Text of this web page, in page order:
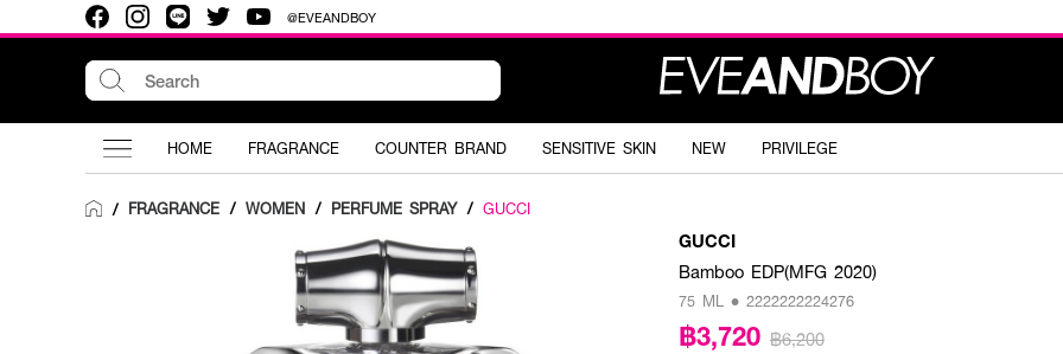
@EVEANDBOY
HOME FRAGRANCE COUNTER BRAND SENSITIVE SKIN NEW PRIVILEGE
/ FRAGRANCE / WOMEN / PERFUME SPRAY / GUCCI
GUCCI
Bamboo EDP(MFG 2020)
75 ML • 2222222224276
฿3,720 ฿6,200